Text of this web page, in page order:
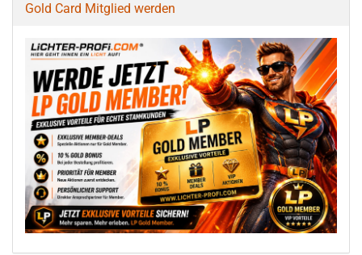
Gold Card Mitglied werden